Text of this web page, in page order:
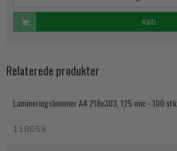
Køb
Relaterede produkter
Lamineringslommer A4 216x303, 125 mic - 100 stk
118059